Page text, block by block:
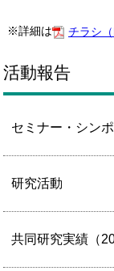
※詳細は チラシ（
活動報告
セミナー・シン
研究活動
共同研究実績（